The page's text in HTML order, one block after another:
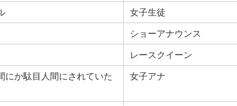
女子生徒
ショーアナウンス
レースクイーン
にか駄目人間にされていた
女子アナ